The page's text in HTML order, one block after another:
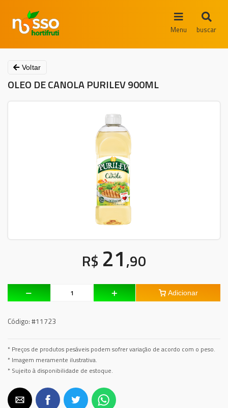
Menu buscar
Voltar
OLEO DE CANOLA PURILEV 900ML
R$ 21,90
Adicionar
Código:#11723
* Preços de produtos pesáveis podem sofrer variação de acordo com o peso.
* Imagem meramente ilustrativa.
* Sujeito à disponibilidade de estoque.